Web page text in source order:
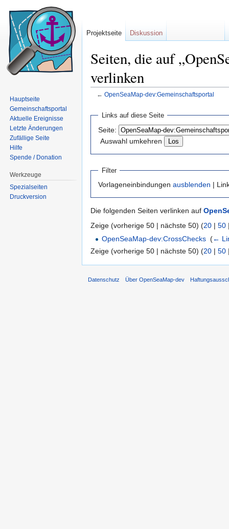
Seiten, die auf
verlinken
← OpenSeaMap-dev:Gemeinschaftsportal
Links auf diese Seite
Seite:
Auswahl umkehren
Filter
Vorlageneinbindungen ausblenden |
Die folgenden Seiten verlinken auf
Zeige (vorherige 50 | nächste 50) (20 | 50
OpenSeaMap-dev:CrossChecks ‎(←
Zeige (vorherige 50 | nächste 50) (20 | 50
Projektseite Diskussion
Hauptseite
Gemeinschaftsportal
Aktuelle Ereignisse
Letzte Änderungen
Zufällige Seite
Hilfe
Spende / Donation
Werkzeuge
Spezialseiten
Druckversion
Datenschutz Über OpenSeaMap-dev